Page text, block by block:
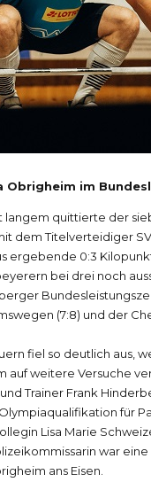
Obrigheim im
quittierte der
dem Titelverteidiger
ergebende 0:3
bei drei noch
(7:8) und der
fiel so deutlich aus,
auf weitere Versuche
Trainer Frank
für
Lisa Marie
war
ans Eisen.